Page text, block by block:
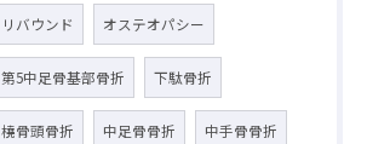
リバウンド オステオパシー
第5中足骨基部骨折 下駄骨折
橈骨頭骨折 中足骨骨折 中手骨骨折